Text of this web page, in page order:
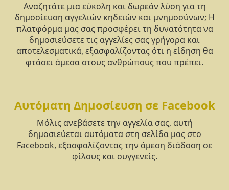
Αναζητάτε μια εύκολη και δωρεάν λύση για τη
δημοσίευση αγγελιών κηδειών και μνημοσύνων; Η
πλατφόρμα μας σας προσφέρει τη δυνατότητα να
δημοσιεύσετε τις αγγελίες σας γρήγορα και
αποτελεσματικά, εξασφαλίζοντας ότι η είδηση θα
φτάσει άμεσα στους ανθρώπους που πρέπει.
Αυτόματη Δημοσίευση σε Facebook
Μόλις ανεβάσετε την αγγελία σας, αυτή
δημοσιεύεται αυτόματα στη σελίδα μας στο
Facebook, εξασφαλίζοντας την άμεση διάδοση σε
φίλους και συγγενείς.